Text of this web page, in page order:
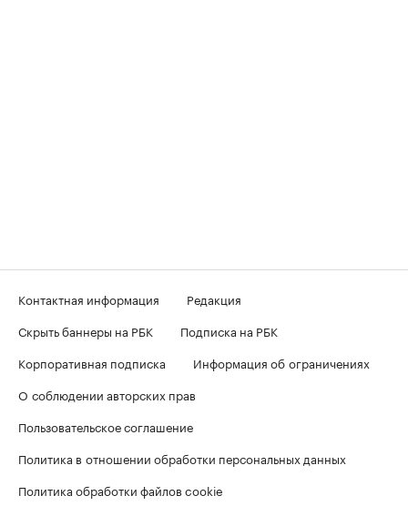
Контактная информация
Редакция
Скрыть баннеры на РБК
Подписка на РБК
Корпоративная подписка
Информация об ограничениях
О соблюдении авторских прав
Пользовательское соглашение
Политика в отношении обработки персональных данных
Политика обработки файлов cookie